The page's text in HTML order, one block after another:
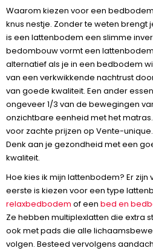
Waarom kiezen voor een
knus nestje. Zonder te weten brengt
is een lattenbodem een slimme
bedombouw vormt een
alternatief als je in een bedbodem
van een verkwikkende nachtrust
van goede kwaliteit. Een ander
ongeveer 1/3 van de bewegingen
onzichtbare eenheid met het
voor zachte prijzen op Vente-
Denk aan je gezondheid met een
kwaliteit.
Hoe kies ik mijn lattenbodem? Er zijn
eerste is kiezen voor een type
relaxbedbodem of een bed en
Ze hebben multiplexlatten die extra
ook met pads die alle
volgen. Besteed vervolgens